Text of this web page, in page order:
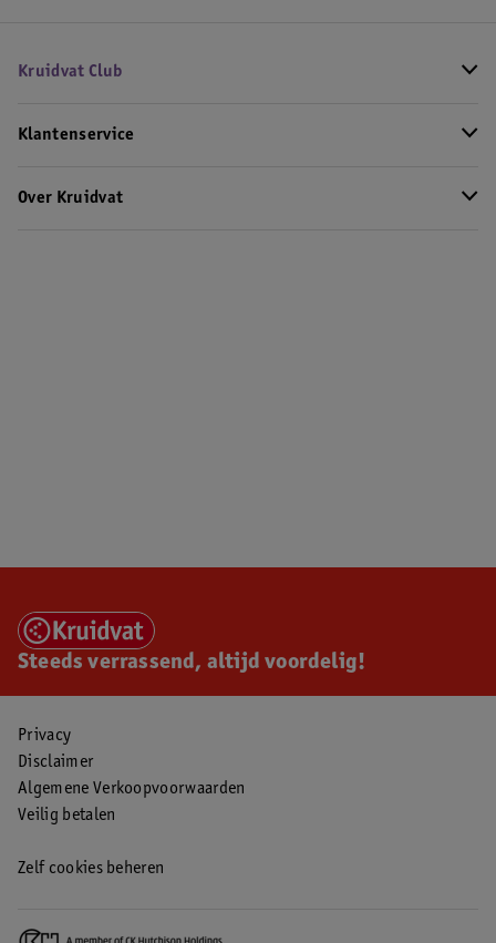
Kruidvat Club
Klantenservice
Over Kruidvat
Steeds verrassend, altijd voordelig!
Privacy
Disclaimer
Algemene Verkoopvoorwaarden
Veilig betalen
Zelf cookies beheren